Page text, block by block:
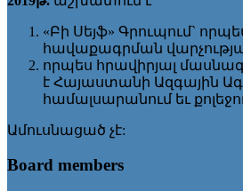
«Բի Սեյֆ» Գրուպում`
հավաքագրման
որպես հրավիրյալ
է Հայաստանի Ազգային
համալսարանում եւ
Ամուսնացած չէ:
Board members